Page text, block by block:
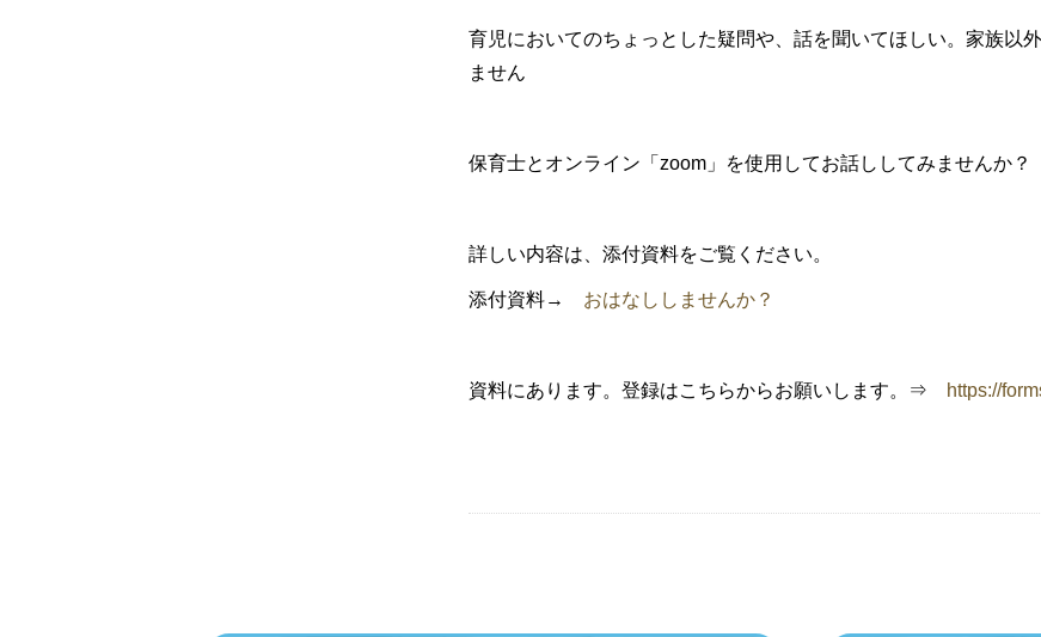
育児においてのちょっとした疑問や、話を聞いてほしい。家族以
ません
保育士とオンライン「zoom」を使用してお話ししてみませんか？
詳しい内容は、添付資料をご覧ください。
添付資料→ おはなししませんか？
資料にあります。登録はこちらからお願いします。⇒ https://